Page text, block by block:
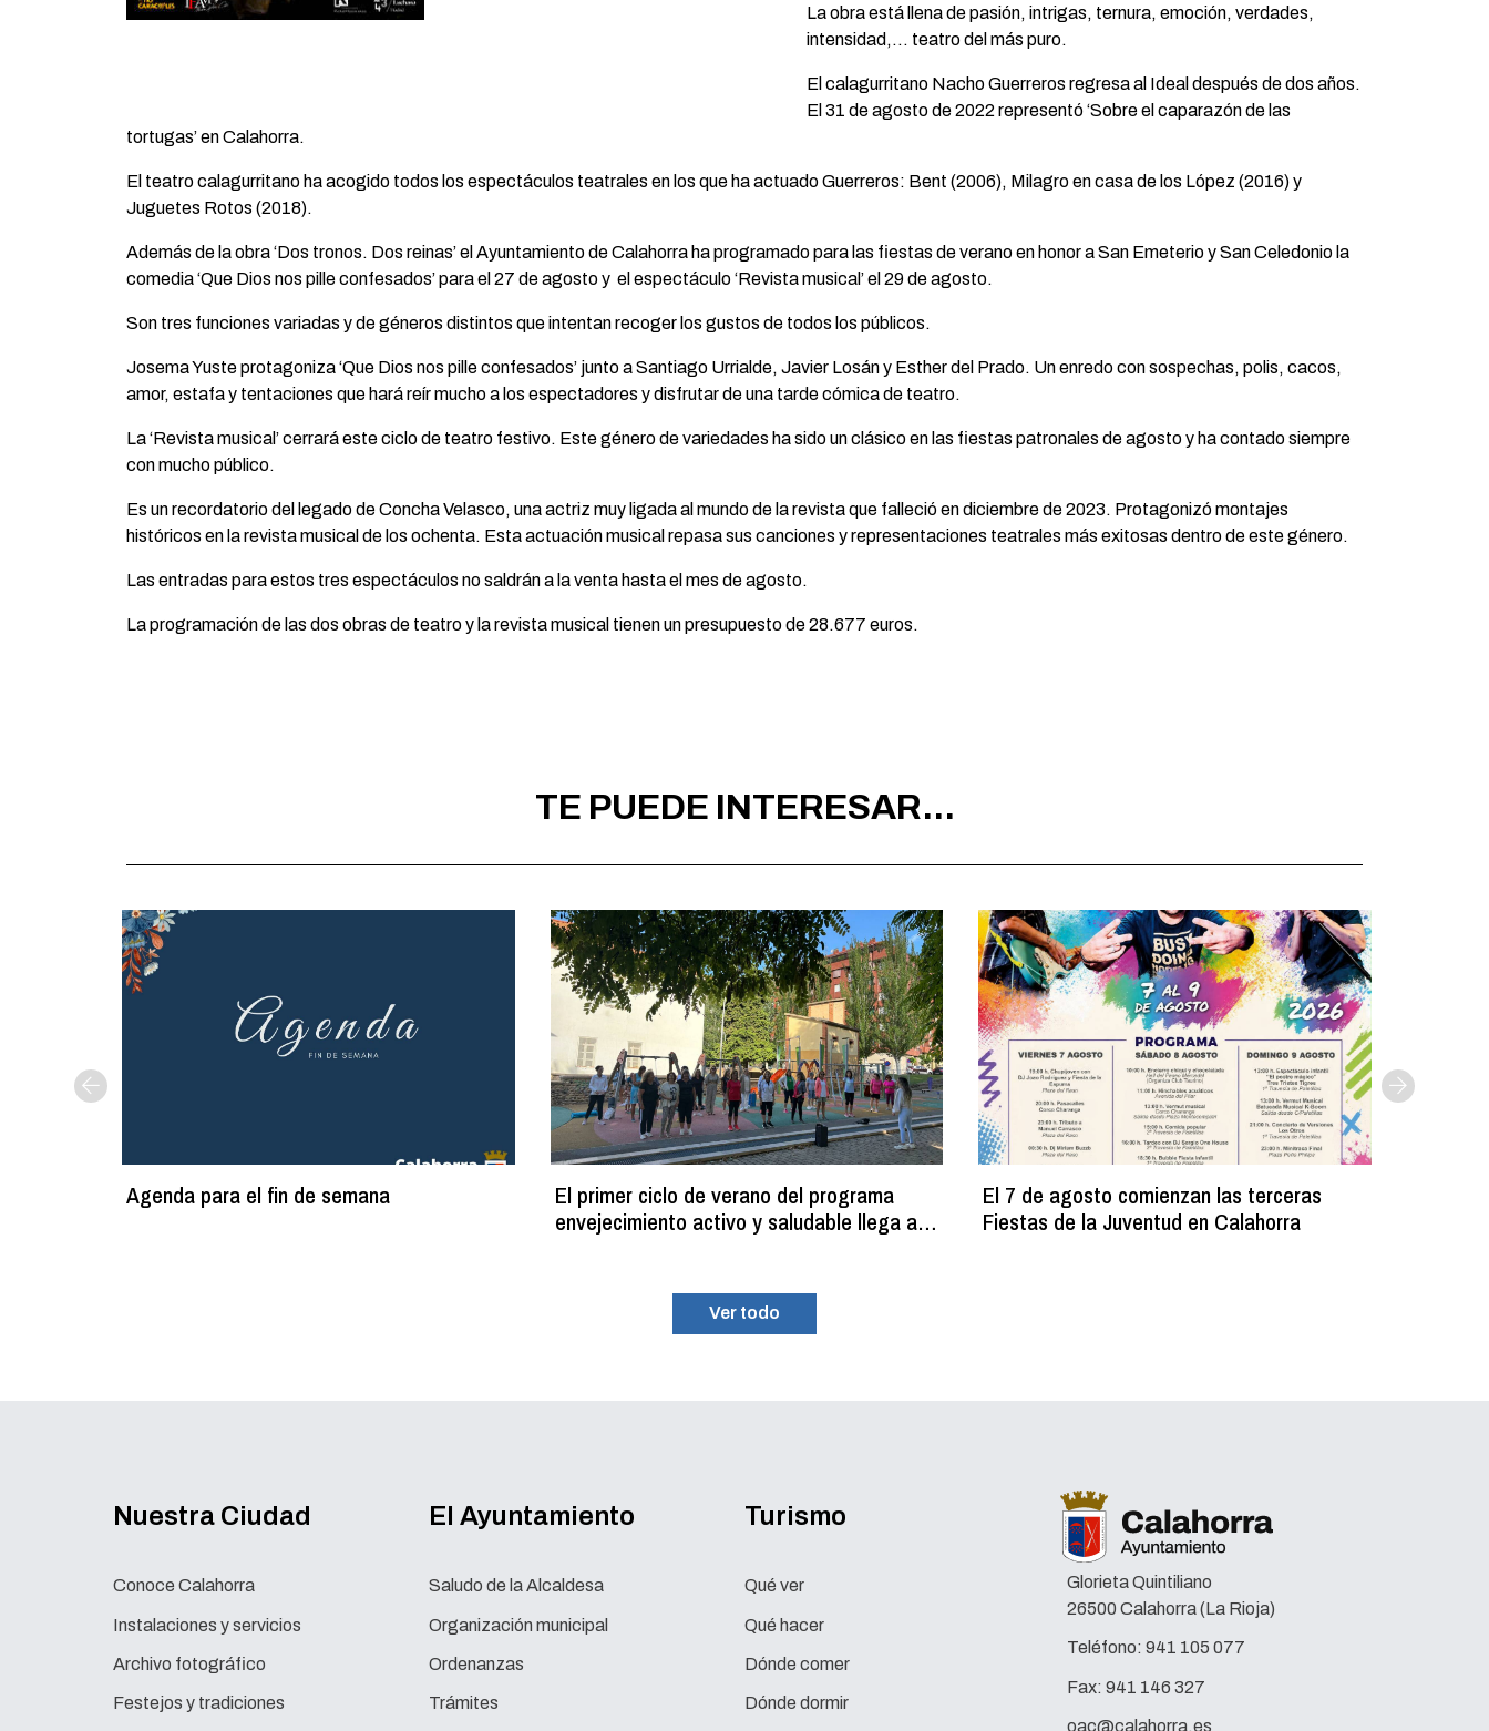
La obra está llena de pasión, intrigas, ternura, emoción, verdades,
intensidad,… teatro del más puro.
El calagurritano Nacho Guerreros regresa al Ideal después de dos años.
El 31 de agosto de 2022 representó ‘Sobre el caparazón de las
tortugas’ en Calahorra.
El teatro calagurritano ha acogido todos los espectáculos teatrales en los que ha actuado Guerreros: Bent (2006), Milagro en casa de los López (2016) y
Juguetes Rotos (2018).
Además de la obra ‘Dos tronos. Dos reinas’ el Ayuntamiento de Calahorra ha programado para las fiestas de verano en honor a San Emeterio y San Celedonio la
comedia ‘Que Dios nos pille confesados’ para el 27 de agosto y el espectáculo ‘Revista musical’ el 29 de agosto.
Son tres funciones variadas y de géneros distintos que intentan recoger los gustos de todos los públicos.
Josema Yuste protagoniza ‘Que Dios nos pille confesados’ junto a Santiago Urrialde, Javier Losán y Esther del Prado. Un enredo con sospechas, polis, cacos,
amor, estafa y tentaciones que hará reír mucho a los espectadores y disfrutar de una tarde cómica de teatro.
La ‘Revista musical’ cerrará este ciclo de teatro festivo. Este género de variedades ha sido un clásico en las fiestas patronales de agosto y ha contado siempre
con mucho público.
Es un recordatorio del legado de Concha Velasco, una actriz muy ligada al mundo de la revista que falleció en diciembre de 2023. Protagonizó montajes
históricos en la revista musical de los ochenta. Esta actuación musical repasa sus canciones y representaciones teatrales más exitosas dentro de este género.
Las entradas para estos tres espectáculos no saldrán a la venta hasta el mes de agosto.
La programación de las dos obras de teatro y la revista musical tienen un presupuesto de 28.677 euros.
TE PUEDE INTERESAR...
Agenda para el fin de semana
El primer ciclo de verano del programa
envejecimiento activo y saludable llega a
El 7 de agosto comienzan las terceras
Fiestas de la Juventud en Calahorra
Ver todo
Nuestra Ciudad
Conoce Calahorra
Instalaciones y servicios
Archivo fotográfico
Festejos y tradiciones
El Ayuntamiento
Saludo de la Alcaldesa
Organización municipal
Ordenanzas
Trámites
Turismo
Qué ver
Qué hacer
Dónde comer
Dónde dormir
Glorieta Quintiliano
26500 Calahorra (La Rioja)
Teléfono: 941 105 077
Fax: 941 146 327
oac@calahorra.es